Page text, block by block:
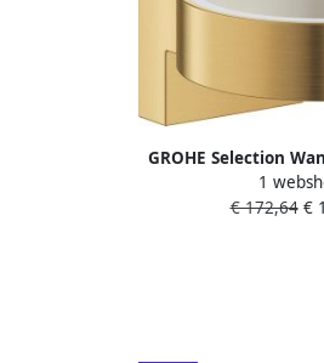
GROHE Selection
cool sunrise
zeepdispenser(41
1
€ 172,64€